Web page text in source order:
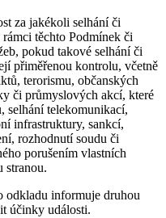
za jakékoli selhání či
těchto Podmínek či
pokud takové selhání či
přiměřenou kontrolu, včetně
terorismu, občanských
či průmyslových akcí, které
selhání telekomunikací,
infrastruktury, sankcí,
rozhodnutí soudu či
porušením vlastních
stranou.
odkladu informuje druhou
účinky události.